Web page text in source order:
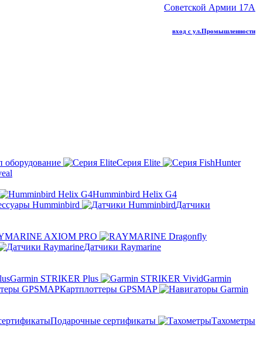
Советской Армии 17А
вход с ул.Промышленности
оборудование
Серия Elite
Humminbird Helix G4
Humminbird
Датчики
AXIOM PRO
Датчики Raymarine
Garmin STRIKER Plus
Garmin
Картплоттеры GPSMAP
Подарочные сертификаты
Тахометры